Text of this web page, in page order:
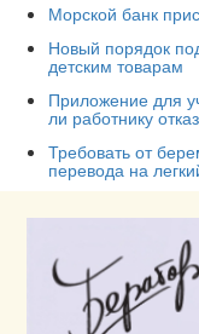
Морской банк
Новый порядок
детским товарам
Приложение для
ли работнику
Требовать от
перевода на